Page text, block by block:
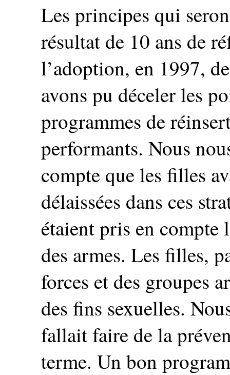
Les principes qui
résultat de 10 ans de
l’adoption, en 1997,
avons pu déceler les
programmes de
performants. Nous
compte que les filles
délaissées dans ces
étaient pris en compte
des armes. Les filles,
forces et des groupes
des fins sexuelles.
fallait faire de la
terme. Un bon